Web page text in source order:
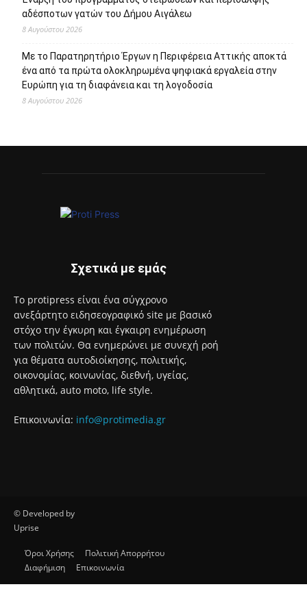
αδέσποτων γατών του Δήμου Αιγάλεω
8 Αυγούστου 2026
Με το Παρατηρητήριο Έργων η Περιφέρεια Αττικής αποκτά
ένα από τα πρώτα ολοκληρωμένα ψηφιακά εργαλεία στην
Ευρώπη για τη διαφάνεια και τη λογοδοσία
8 Αυγούστου 2026
Σχετικά με εμάς
Το protipress είναι ένα σύγχρονο
ανεξάρτητο ειδησεογραφικό site με βασικό
στόχο την έγκυρη και έγκαιρη ενημέρωση
των πολιτών. Θα ενημερώνει με συνεχή ροή
για θέματα αυτοδιοίκησης, πολιτικής,
οικονομίας, κοινωνίας, διεθνή, υγείας,
αθλητικά, auto moto, life style.
Επικοινωνία: info@protimedia.gr
© Developed by
Uprise
Όροι Χρήσης
Πολιτική Απορρήτου
Διαφήμιση
Επικοινωνία